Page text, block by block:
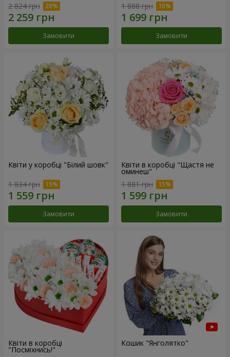
2 824 грн
Замовити
1 888 грн
Замовити
Квіти у коробці "Білий шовк"
1 834 грн
Замовити
Квіти в коробці "Щастя не
оминеш"
1 881 грн
Замовити
Квіти в коробці
"Посміхнись!"
Кошик "Янголятко"